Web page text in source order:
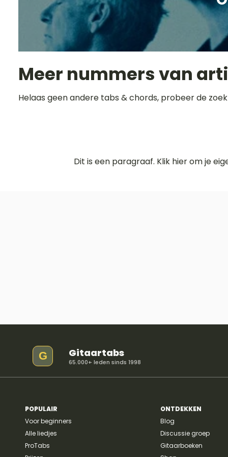
Meer nummers van
Helaas geen andere tabs & chords, probeer de
Dit is een paragraaf. Klik hier om je
G Gitaartabs
65.000+ leden sinds 1998
POPULAIR
Voor beginners
Alle liedjes
ProTabs
ONTDEKKEN
Blog
Discussie groep
Gitaarboeken